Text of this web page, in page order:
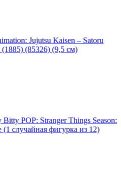
Jujutsu Kaisen – Satoru
(85326) (9,5 см)
POP: Stranger Things Season:
(1 случайная фигурка из 12)